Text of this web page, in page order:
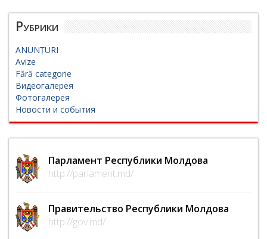
Рубрики
ANUNȚURI
Avize
Fără categorie
Видеогалерея
Фотогалерея
Новости и события
Парламент Республики Молдова
http://parlament.md/
Правительство Республики Молдова
http://gov.md/